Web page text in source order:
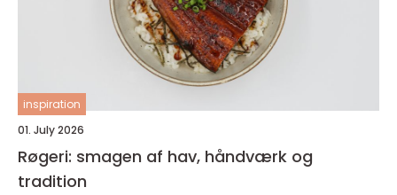
inspiration
01. July 2026
Røgeri: smagen af hav, håndværk og
tradition